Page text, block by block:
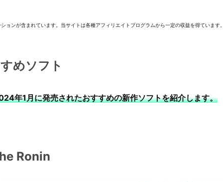
ョンが含まれています。当サイトは各種アフィリエイトプログラムから一定の収益を得ています。
めソフト
年1月に発売されたおすすめの新作ソフトを紹介します。
Ronin